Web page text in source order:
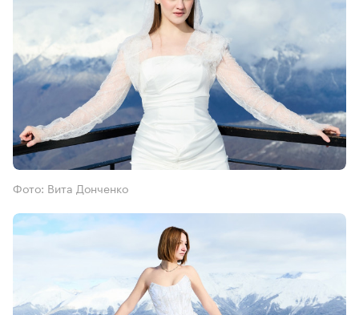
Фото: Вита Донченко